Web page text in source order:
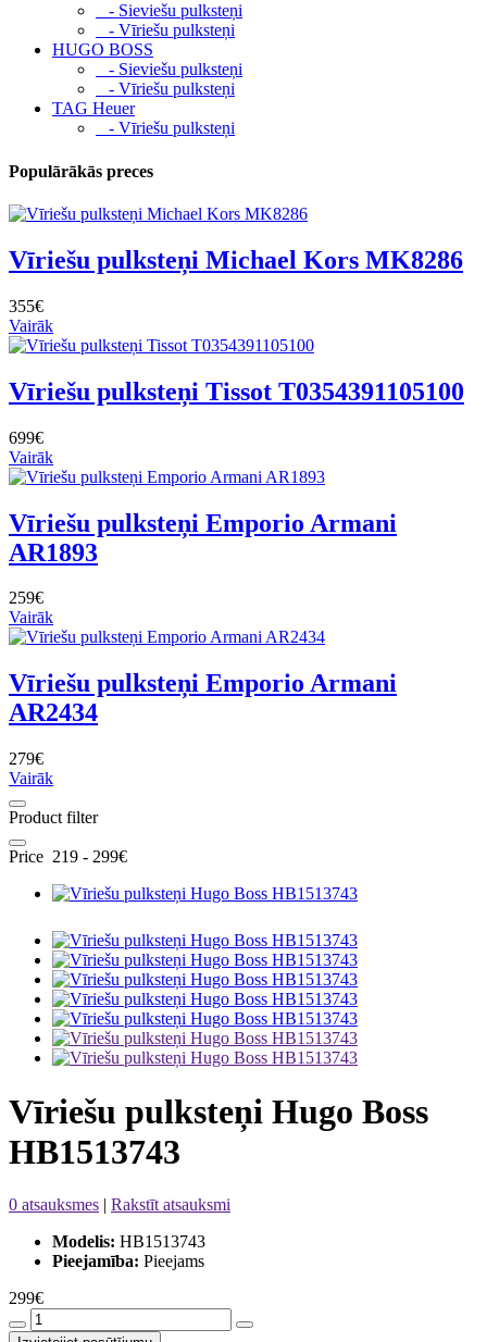
- Sieviešu pulksteņi
- Vīriešu pulksteņi
HUGO BOSS
- Sieviešu pulksteņi
- Vīriešu pulksteņi
TAG Heuer
- Vīriešu pulksteņi
Populārākās preces
Vīriešu pulksteņi Michael Kors MK8286
355€
Vairāk
Vīriešu pulksteņi Tissot T0354391105100
699€
Vairāk
Vīriešu pulksteņi Emporio Armani
AR1893
259€
Vairāk
Vīriešu pulksteņi Emporio Armani
AR2434
279€
Vairāk
Product filter
Price 219 - 299€
Vīriešu pulksteņi Hugo Boss
HB1513743
0 atsauksmes | Rakstīt atsauksmi
Modelis: HB1513743
Pieejamība: Pieejams
299€